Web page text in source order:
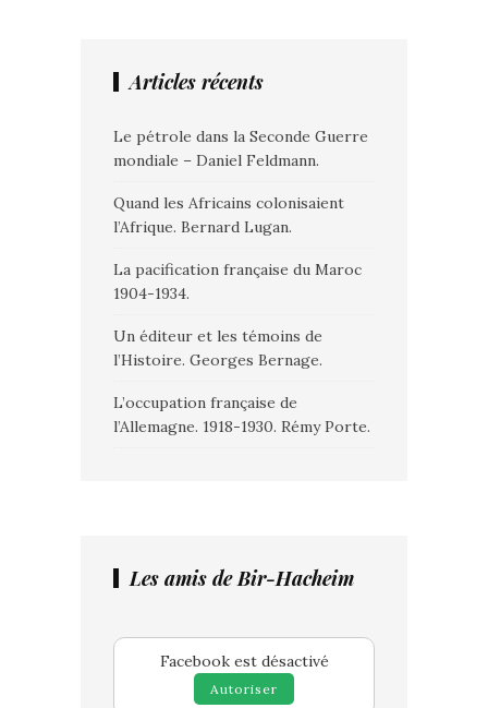
Articles récents
Le pétrole dans la Seconde Guerre
mondiale – Daniel Feldmann.
Quand les Africains colonisaient
l’Afrique. Bernard Lugan.
La pacification française du Maroc
1904-1934.
Un éditeur et les témoins de
l’Histoire. Georges Bernage.
L’occupation française de
l’Allemagne. 1918-1930. Rémy Porte.
Les amis de Bir-Hacheim
Facebook est désactivé
Autoriser